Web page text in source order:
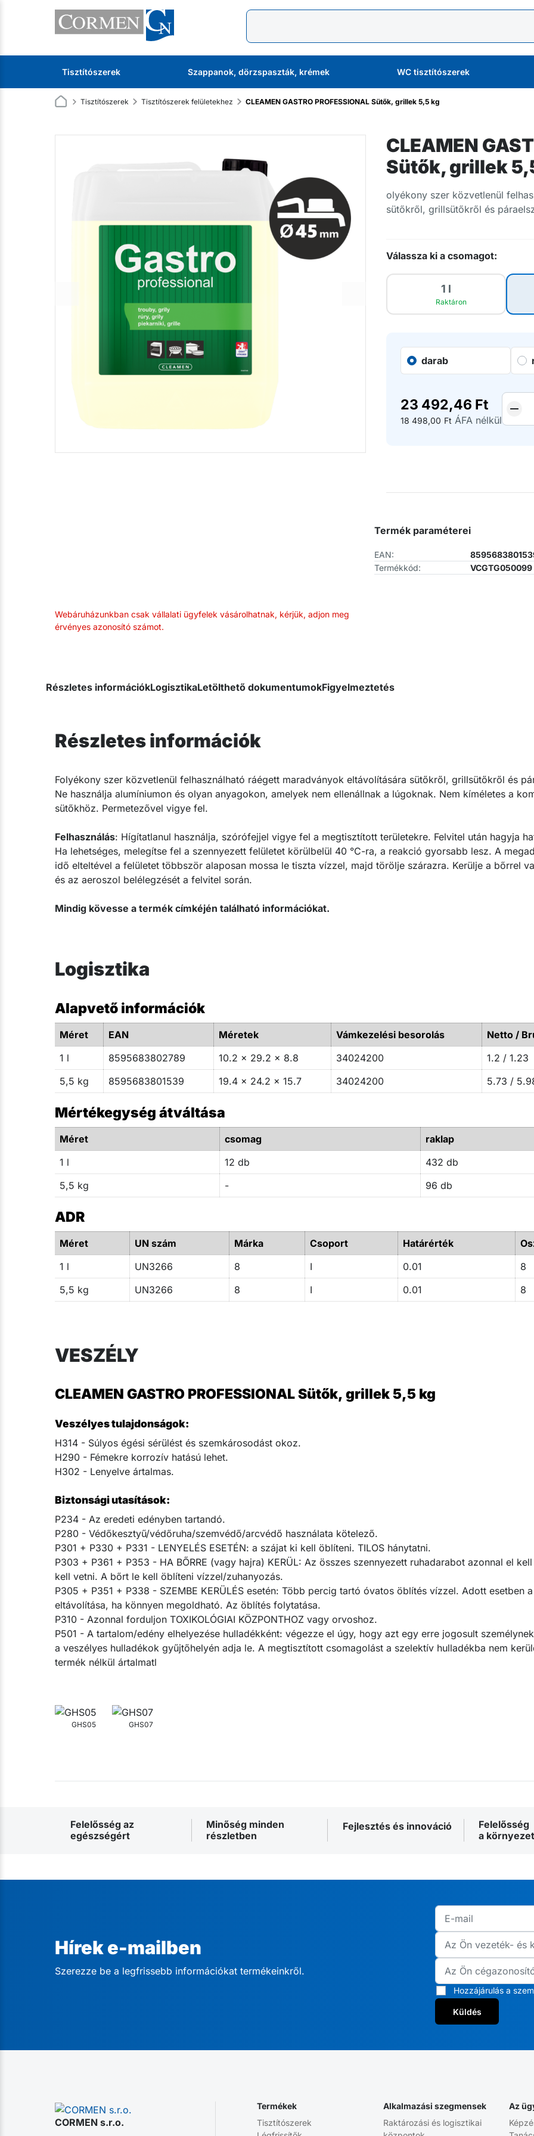
Tisztítószerek Szappanok, dörzspaszták, krémek WC tisztítószerek
Tisztítószerek Tisztítószerek felületekhez CLEAMEN GASTRO PROFESSIONAL Sütők, grillek 5,5 kg
CLEAMEN
Sütők, grillek
olyékony szer közvetlenül
sütőkről, grillsütőkről és
Válassza ki a csomagot:
1 l
Raktáron
darab
23 492,46 Ft
18 498,00 Ft ÁFA nélkül
Webáruházunkban csak vállalati ügyfelek vásárolhatnak, kérjük, adjon meg
érvényes azonosító számot.
Termék paraméterei
EAN:
Termékkód:
VCGTG050099
Részletes információkLogisztikaLetölthető dokumentumokFigyelmeztetés
Részletes információk
​Folyékony szer közvetlenül felhasználható ráégett maradványok eltávolítására sütőkről, grillsütőkről és
Ne használja alumíniumon és olyan anyagokon, amelyek nem ellenállnak a lúgoknak. Nem kíméletes a
sütőkhöz. Permetezővel vigye fel.
Felhasználás: Hígítatlanul használja, szórófejjel vigye fel a megtisztított területekre. Felvitel után hagyja
Ha lehetséges, melegítse fel a szennyezett felületet körülbelül 40 °C-ra, a reakció gyorsabb lesz. A
idő elteltével a felületet többször alaposan mossa le tiszta vízzel, majd törölje szárazra. Kerülje a bőrrel
és az aeroszol belélegzését a felvitel során.
Mindig kövesse a termék címkéjén található információkat.
Logisztika
Alapvető információk
Méret EAN Méretek Vámkezelési besorolás
Netto /
1 l
8595683802789 10.2 x 29.2 x 8.8 34024200
1.2 / 1.23
5,5 kg
8595683801539 19.4 x 24.2 x 15.7 34024200 5.73 /
Mértékegység átváltása
Méret csomag
raklap
1 l
12 db
432 db
5,5 kg
- 96 db
ADR
Méret UN szám Márka Csoport Határérték
1 l
UN3266 8 I 0.01
8
5,5 kg
UN3266 8 I 0.01 8
VESZÉLY
CLEAMEN GASTRO PROFESSIONAL Sütők, grillek 5,5 kg
Veszélyes tulajdonságok:
H314 - Súlyos égési sérülést és szemkárosodást okoz.
H290 - Fémekre korrozív hatású lehet.
H302 - Lenyelve ártalmas.
Biztonsági utasítások:
P234 - Az eredeti edényben tartandó.
P280 - Védőkesztyű/védőruha/szemvédő/arcvédő használata kötelező.
P301 + P330 + P331 - LENYELÉS ESETÉN: a szájat ki kell öblíteni. TILOS hánytatni.
P303 + P361 + P353 - HA BŐRRE (vagy hajra) KERÜL: Az összes szennyezett ruhadarabot azonnal el
kell vetni. A bőrt le kell öblíteni vízzel/zuhanyozás.
P305 + P351 + P338 - SZEMBE KERÜLÉS esetén: Több percig tartó óvatos öblítés vízzel. Adott esetben
eltávolítása, ha könnyen megoldható. Az öblítés folytatása.
P310 - Azonnal forduljon TOXIKOLÓGIAI KÖZPONTHOZ vagy orvoshoz.
P501 - A tartalom/edény elhelyezése hulladékként: végezze el úgy, hogy azt egy erre jogosult
a veszélyes hulladékok gyűjtőhelyén adja le. A megtisztított csomagolást a szelektív hulladékba nem
termék nélkül ártalmatl
GHS05 GHS07
Felelősség az
egészségért
Minőség minden
részletben
Fejlesztés és innováció
Felelősség
a
Hírek e-mailben
Szerezze be a legfrissebb információkat termékeinkről.
Hozzájárulás a
Küldés
CORMEN s.r.o.
Termékek
Tisztítószerek
Alkalmazási szegmensek
Raktározási és logisztikai
Az